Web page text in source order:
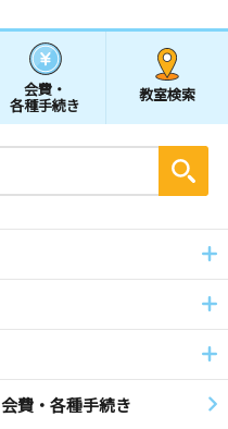
会費・
各種手続き
教室検索
会費・各種手続き